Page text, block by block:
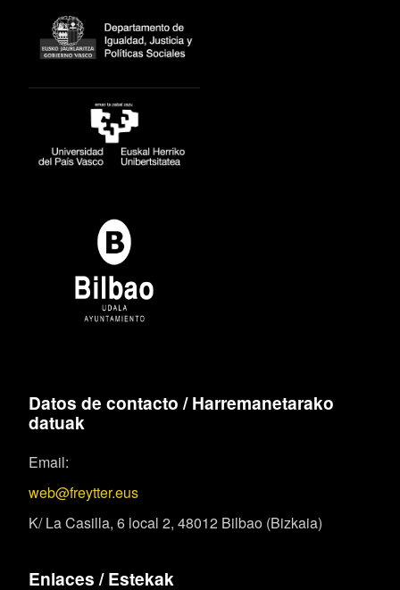
Datos de contacto / Harremanetarako
datuak
Email:
web@freytter.eus
K/ La Casilla, 6 local 2, 48012 Bilbao (Bizkaia)
Enlaces / Estekak